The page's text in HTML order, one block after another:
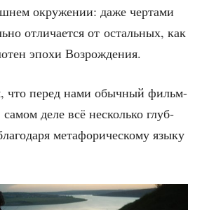
окру­же­нии: даже чер­та­ми
отли­ча­ет­ся от осталь­ных, как
эпо­хи Возрождения.
что перед нами обыч­ный фильм-
деле всё несколь­ко глуб­
мета­фо­ри­че­ско­му язы­ку